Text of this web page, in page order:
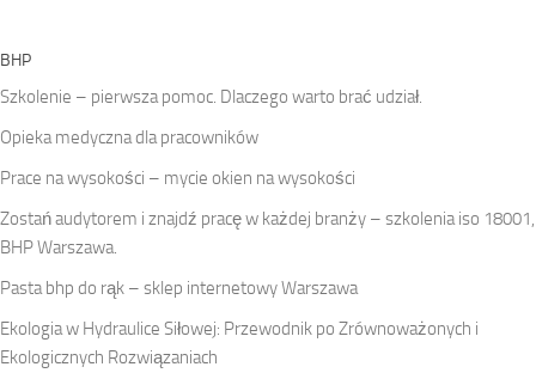
BHP
Szkolenie – pierwsza pomoc. Dlaczego warto brać udział.
Opieka medyczna dla pracowników
Prace na wysokości – mycie okien na wysokości
Zostań audytorem i znajdź pracę w każdej branży – szkolenia iso 18001,
BHP Warszawa.
Pasta bhp do rąk – sklep internetowy Warszawa
Ekologia w Hydraulice Siłowej: Przewodnik po Zrównoważonych i
Ekologicznych Rozwiązaniach